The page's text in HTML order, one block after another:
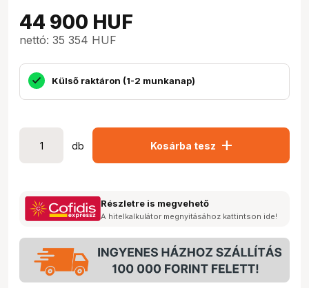
44 900 HUF
nettó: 35 354 HUF
Külső raktáron (1-2 munkanap)
db Kosárba tesz add
Részletre is megvehető
A hitelkalkulátor megnyitásához kattintson ide!